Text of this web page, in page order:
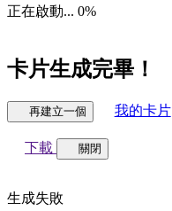
正在啟動... 0%
卡片生成完畢！
再建立一個 我的卡片
下載 關閉
生成失敗